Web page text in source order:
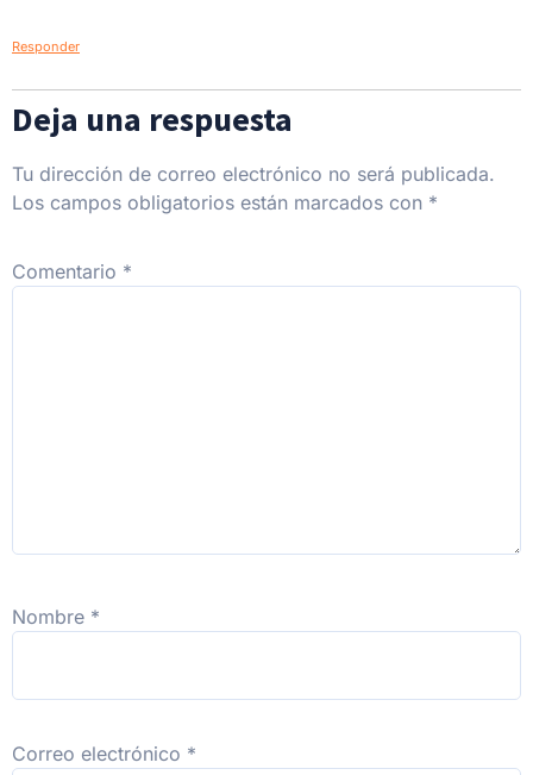
Responder
Deja una respuesta
Tu dirección de correo electrónico no será publicada.
Los campos obligatorios están marcados con *
Comentario *
Nombre *
Correo electrónico *